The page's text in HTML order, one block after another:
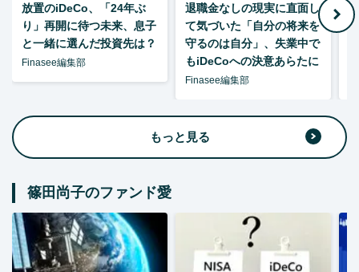
放置のiDeCo、「24年ぶ
り」再開に待つ未来、息子
と一緒に選んだ投資先は？
Finasee編集部
退職金なしの現実に直面し
て気づいた「自分の将来を
守るのは自分」、失業中で
もiDeCoへの決意あらたに
Finasee編集部
もっと見る
篠田尚子のファンド愛